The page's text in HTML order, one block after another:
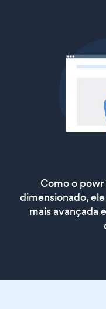
Como o
dimensionado,
mais avançada